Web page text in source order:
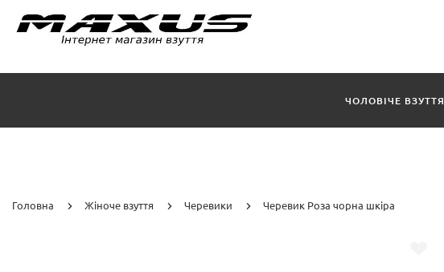
ЧОЛОВІЧЕ ВЗУТТЯ
Головна Жіноче взуття Черевики Черевик Роза чорна шкіра